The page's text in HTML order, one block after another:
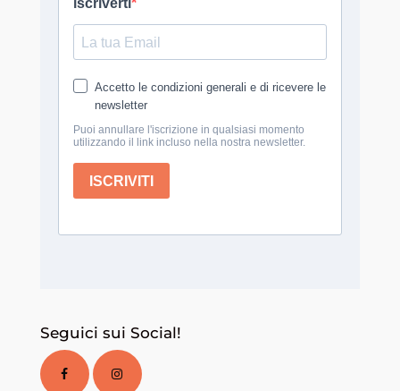
Seguici sui Social!